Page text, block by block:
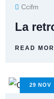
Ccifm
La
READ
29 NOV